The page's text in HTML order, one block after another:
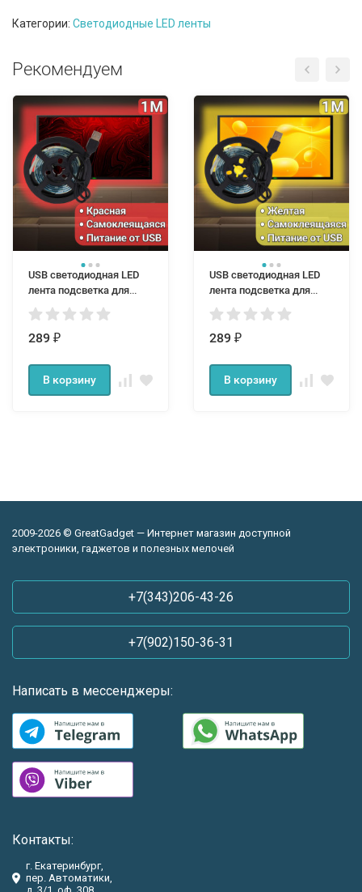
Категории: Светодиодные LED ленты
Рекомендуем
USB cветодиодная LED
лента подсветка для
телевизора и монитора
красняя 1 м IP65
289 ₽
В корзину
USB cветодиодная LED
лента подсветка для
телевизора и монитора
желтая 1 м IP65
289 ₽
В корзину
2009-2026 © GreatGadget — Интернет магазин доступной
электроники, гаджетов и полезных мелочей
+7(343)206-43-26
+7(902)150-36-31
Написать в мессенджеры:
Контакты:
г. Екатеринбург,
пер. Автоматики,